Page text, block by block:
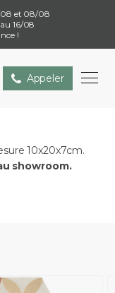
08 et 08/08
16/08
!
Appeler
10x20x7cm.
showroom.